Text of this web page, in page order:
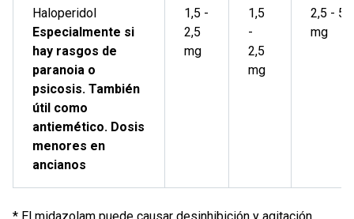
Haloperidol
Especialmente si
hay rasgos de
paranoia o
psicosis. También
útil como
antiemético. Dosis
menores en
ancianos
1,5 -
2,5
mg
1,5
-
2,5
mg
2,5 - 5
mg